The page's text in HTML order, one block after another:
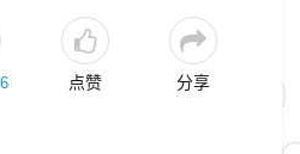
6 点赞 分享